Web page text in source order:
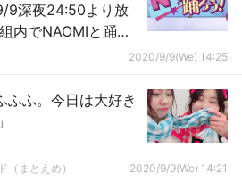
9深夜24:50より放
内でNAOMIと踊ろ
2020/9/9(We) 14:25
ふふ。今日は大好き
（まとえめ） 2020/9/9(We) 14:21